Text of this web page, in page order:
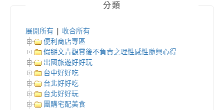
分類
展開所有
收合所有
便利商店專區
假掰文青觀賞後不負責之理性感性隨興心得
出國旅遊好好玩
台中好好吃
台北好好吃
台北好好玩
團購宅配美食